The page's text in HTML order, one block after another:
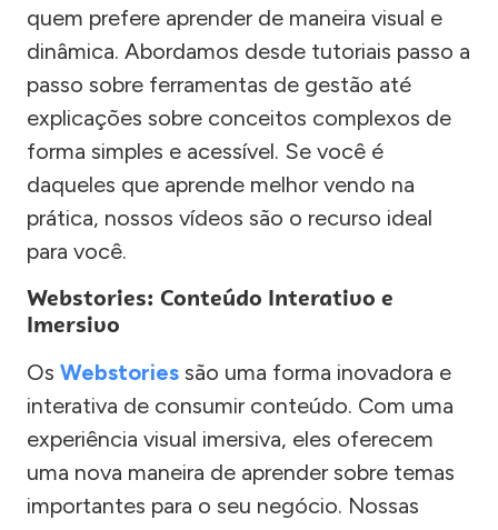
quem prefere aprender de maneira visual e
dinâmica. Abordamos desde tutoriais passo a
passo sobre ferramentas de gestão até
explicações sobre conceitos complexos de
forma simples e acessível. Se você é
daqueles que aprende melhor vendo na
prática, nossos vídeos são o recurso ideal
para você.
Webstories: Conteúdo Interativo e
Imersivo
Os Webstories são uma forma inovadora e
interativa de consumir conteúdo. Com uma
experiência visual imersiva, eles oferecem
uma nova maneira de aprender sobre temas
importantes para o seu negócio. Nossas